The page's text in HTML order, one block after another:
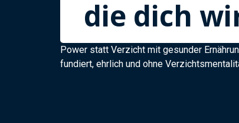
die dich
Power statt Verzicht mit gesunder
fundiert, ehrlich und ohne